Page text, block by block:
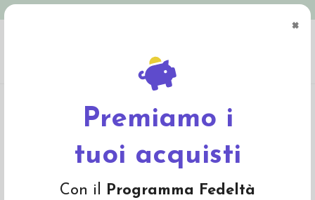
×
Premiamo i
tuoi acquisti
Con il Programma Fedeltà